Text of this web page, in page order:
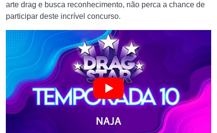
arte drag e busca reconhecimento, não perca a chance de
participar deste incrível concurso.